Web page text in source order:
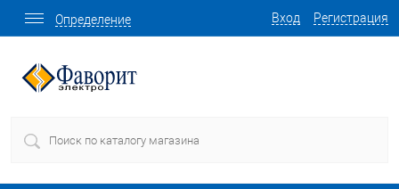
Вход Регистрация
Определение